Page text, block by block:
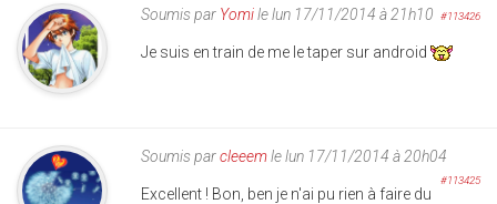
Soumis par Yomile lun 17/11/2014 à 21h10 #113426
Je suis en train de me le taper sur android
Soumis parcleeemle lun 17/11/2014 à 20h04
#113425
Excellent ! Bon, ben je n'ai pu rien à faire du